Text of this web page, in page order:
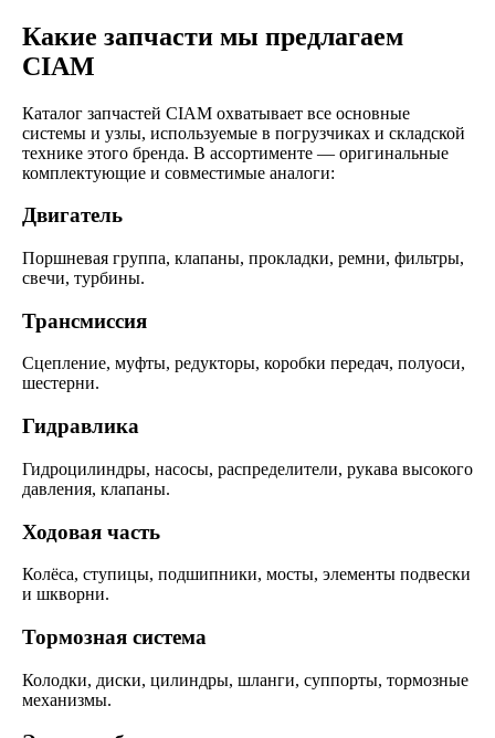
Какие запчасти мы предлагаем
CIAM
Каталог запчастей CIAM охватывает все основные
системы и узлы, используемые в погрузчиках и складской
технике этого бренда. В ассортименте — оригинальные
комплектующие и совместимые аналоги:
Двигатель
Поршневая группа, клапаны, прокладки, ремни, фильтры,
свечи, турбины.
Трансмиссия
Сцепление, муфты, редукторы, коробки передач, полуоси,
шестерни.
Гидравлика
Гидроцилиндры, насосы, распределители, рукава высокого
давления, клапаны.
Ходовая часть
Колёса, ступицы, подшипники, мосты, элементы подвески
и шкворни.
Тормозная система
Колодки, диски, цилиндры, шланги, суппорты, тормозные
механизмы.